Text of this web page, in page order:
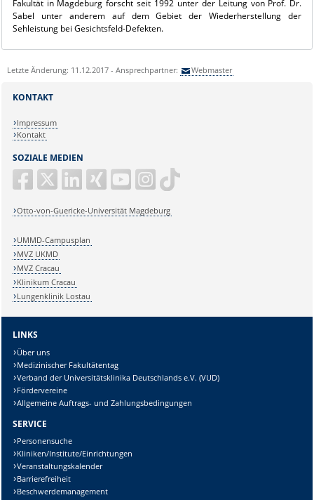
Fakultät in Magdeburg forscht seit 1992 unter der Leitung von Prof. Dr.
Sabel unter anderem auf dem Gebiet der Wiederherstellung der
Sehleistung bei Gesichtsfeld-Defekten.
Letzte Änderung: 11.12.2017 - Ansprechpartner: Webmaster
SOZIALE MEDIEN
Otto-von-Guericke-Universität Magdeburg
KONTAKT
Impressum
Kontakt
UMMD-Campusplan
MVZ UKMD
MVZ Cracau
Klinikum Cracau
Lungenklinik Lostau
LINKS
Über uns
Medizinischer Fakultätentag
Verband der Universitätsklinika Deutschlands e.V. (VUD)
Fördervereine
Allgemeine Auftrags- und Zahlungsbedingungen
SERVICE
Personensuche
Kliniken/Institute/Einrichtungen
Veranstaltungskalender
Barrierefreiheit
Beschwerdemanagement